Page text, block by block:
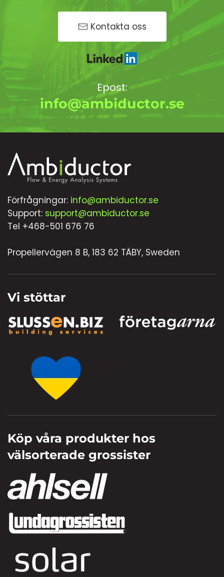
Kontakta oss
Epost:
info@ambiductor.se
Förfrågningar: info@ambiductor.se
Support: support@ambiductor.se
Tel +468-501 676 76
Propellervägen 8 B, 183 62 TÄBY, Sweden
Vi stöttar
Köp våra produkter hos
välsorterade grossister